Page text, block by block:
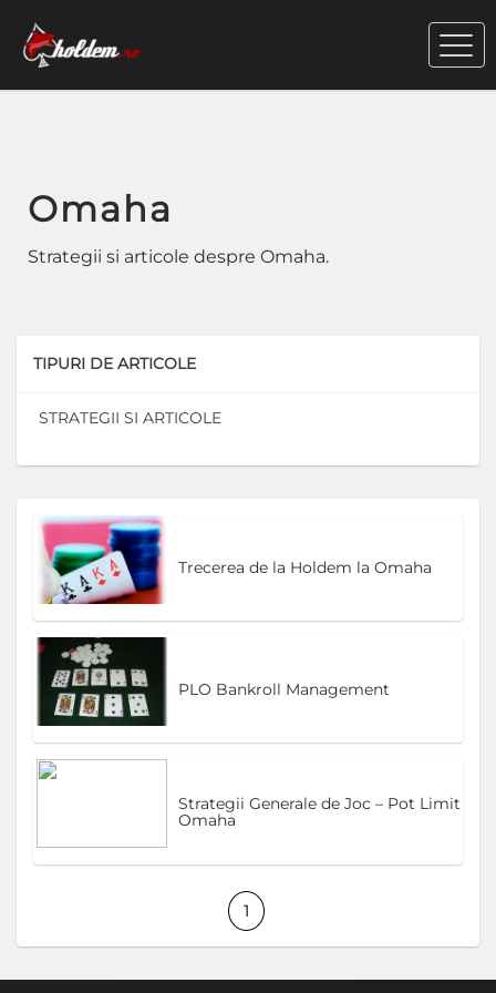
Omaha
Strategii si articole despre Omaha.
TIPURI DE ARTICOLE
STRATEGII SI ARTICOLE
Trecerea de la Holdem la Omaha
PLO Bankroll Management
Strategii Generale de Joc – Pot Limit
Omaha
1